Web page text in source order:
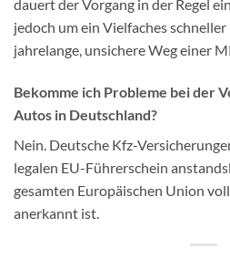
dauert der Vorgang in der Regel
jedoch um ein Vielfaches
jahrelange, unsichere Weg einer
Bekomme ich Probleme bei der
Autos in Deutschland?
Nein. Deutsche Kfz-
legalen EU-Führerschein
gesamten Europäischen Union
anerkannt ist.